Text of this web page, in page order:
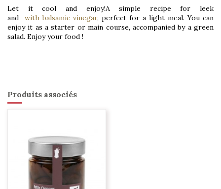
Let it cool and enjoy!A simple recipe for leek
and
with balsamic vinegar, perfect for a light meal. You can
enjoy it as a starter or main course, accompanied by a green
salad. Enjoy your food !
Produits associés